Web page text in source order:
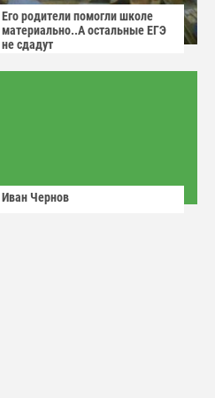
Его родители помогли школе
материально..А остальные ЕГЭ
не сдадут
Иван Чернов